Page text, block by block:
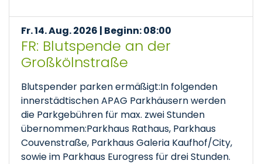
Fr. 14. Aug. 2026 | Beginn: 08:00
FR: Blutspende an der
Großkölnstraße
Blutspender parken ermäßigt:In folgenden
innerstädtischen APAG Parkhäusern werden
die Parkgebühren für max. zwei Stunden
übernommen:Parkhaus Rathaus, Parkhaus
Couvenstraße, Parkhaus Galeria Kaufhof/City,
sowie im Parkhaus Eurogress für drei Stunden.